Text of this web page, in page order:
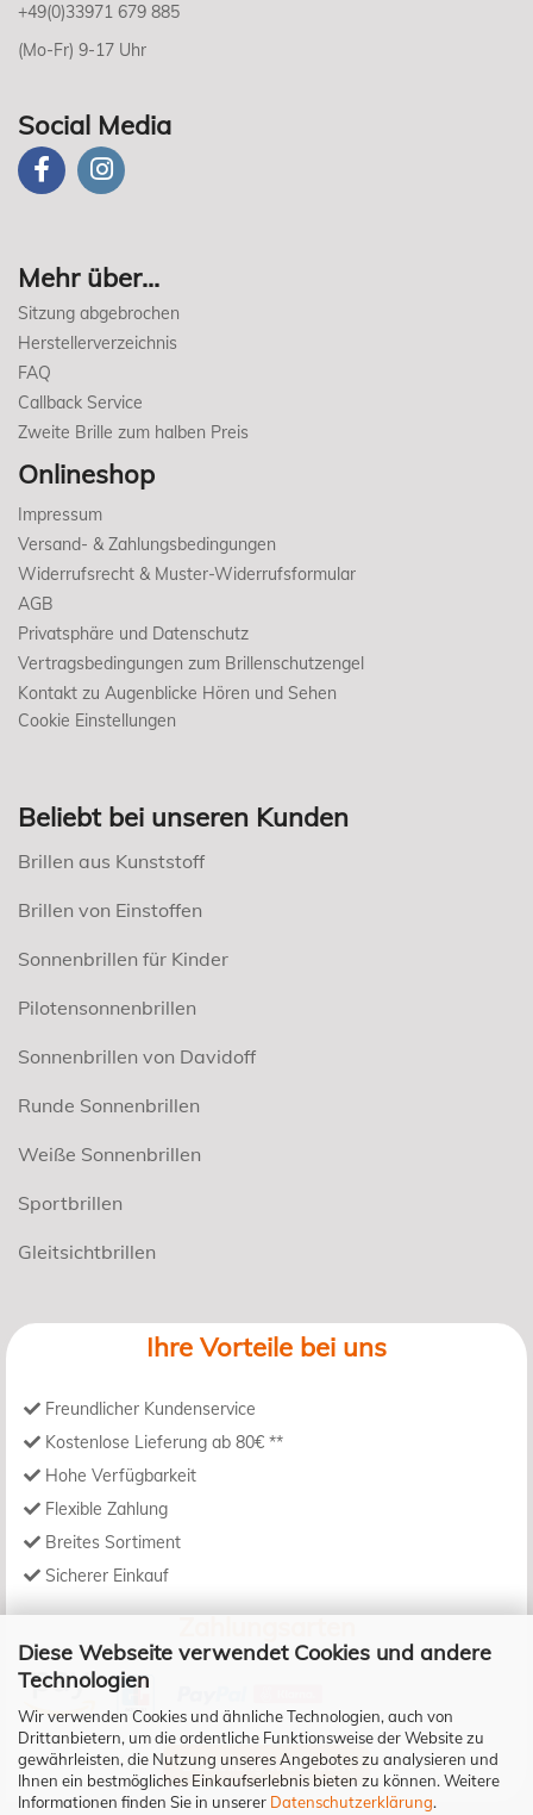
Diese Webseite verwendet Cookies und andere
Technologien
Wir verwenden Cookies und ähnliche Technologien, auch von
Drittanbietern, um die ordentliche Funktionsweise der Website zu
gewährleisten, die Nutzung unseres Angebotes zu analysieren und
Ihnen ein bestmögliches Einkaufserlebnis bieten zu können. Weitere
Informationen finden Sie in unserer Datenschutzerklärung.
+49(0)33971 679 885
(Mo-Fr) 9-17 Uhr
Social Media
Mehr über...
Sitzung abgebrochen
Herstellerverzeichnis
FAQ
Callback Service
Zweite Brille zum halben Preis
Onlineshop
Impressum
Versand- & Zahlungsbedingungen
Widerrufsrecht & Muster-Widerrufsformular
AGB
Privatsphäre und Datenschutz
Vertragsbedingungen zum Brillenschutzengel
Kontakt zu Augenblicke Hören und Sehen
Cookie Einstellungen
Beliebt bei unseren Kunden
Brillen aus Kunststoff
Brillen von Einstoffen
Sonnenbrillen für Kinder
Pilotensonnenbrillen
Sonnenbrillen von Davidoff
Runde Sonnenbrillen
Weiße Sonnenbrillen
Sportbrillen
Gleitsichtbrillen
Ihre Vorteile bei uns
Freundlicher Kundenservice
Kostenlose Lieferung ab 80€ **
Hohe Verfügbarkeit
Flexible Zahlung
Breites Sortiment
Sicherer Einkauf
Bestellung widerrufen